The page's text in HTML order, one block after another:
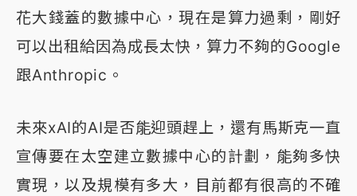
花大錢蓋的數據中心，現在是算力過剩，剛好
可以出租給因為成長太快，算力不夠的Google
跟Anthropic。
未來xAI的AI是否能迎頭趕上，還有馬斯克一直
宣傳要在太空建立數據中心的計劃，能夠多快
實現，以及規模有多大，目前都有很高的不確